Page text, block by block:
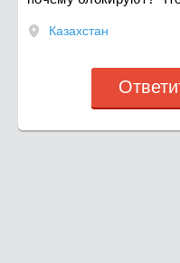
Казахстан